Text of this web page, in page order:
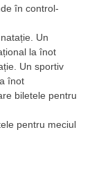
în control-
Un
la înot
Un sportiv
înot
biletele pentru
pentru meciul